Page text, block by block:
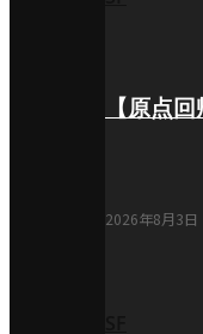
【原点
2026年8月3日